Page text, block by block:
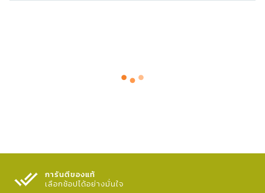
การันตีของแท้
เลือกช้อปได้อย่างมั่นใจ​